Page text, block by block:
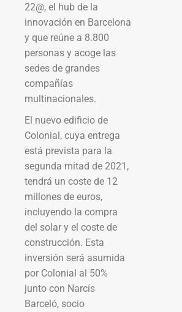
22@, el hub de la
innovación en Barcelona
y que reúne a 8.800
personas y acoge las
sedes de grandes
compañías
multinacionales.
El nuevo edificio de
Colonial, cuya entrega
está prevista para la
segunda mitad de 2021,
tendrá un coste de 12
millones de euros,
incluyendo la compra
del solar y el coste de
construcción. Esta
inversión será asumida
por Colonial al 50%
junto con Narcís
Barceló, socio